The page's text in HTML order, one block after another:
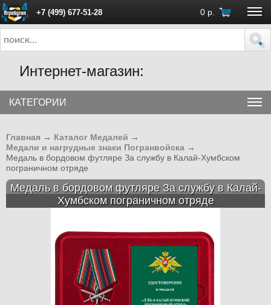
+7 (499) 677-51-28 0 р.
ПН - ПТ с 10:00 до 18:00 (Москва)
Интернет-магазин:
КАТЕГОРИИ
Главная → Каталог Медалей →
Медали и нагрудные знаки Погранвойска →
Медаль в бордовом футляре За службу в Калай-Хумбском
пограничном отряде
Медаль в бордовом футляре За службу в Калай-
Хумбском пограничном отряде